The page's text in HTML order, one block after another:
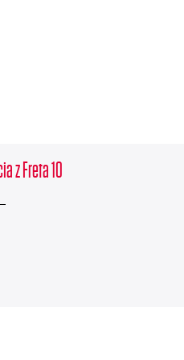
z Freta 10